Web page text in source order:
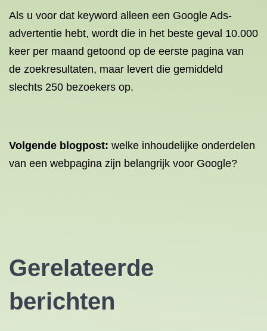
Als u voor dat keyword alleen een Google Ads-
advertentie hebt, wordt die in het beste geval 10.000
keer per maand getoond op de eerste pagina van
de zoekresultaten, maar levert die gemiddeld
slechts 250 bezoekers op.
Volgende blogpost: welke inhoudelijke onderdelen
van een webpagina zijn belangrijk voor Google?
Gerelateerde
berichten